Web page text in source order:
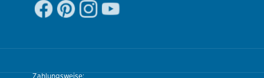
Zahlungsweise: